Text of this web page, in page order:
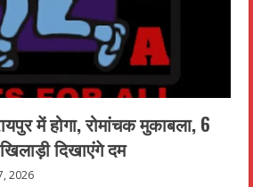
में होगा, रोमांचक मुकाबला, 6
दिखाएंगे दम
2026